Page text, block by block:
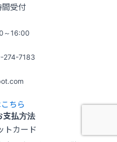
受付
～16:00
274-7183
ちら
支払方法
トカード